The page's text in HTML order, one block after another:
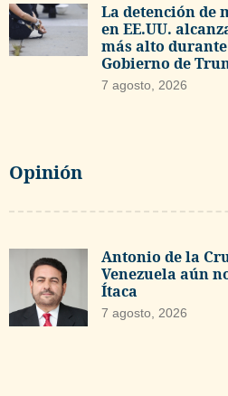
La detención de
en EE.UU.
más alto
Gobierno de
7 agosto, 2026
Opinión
Antonio de la
Venezuela aún
Ítaca
7 agosto, 2026